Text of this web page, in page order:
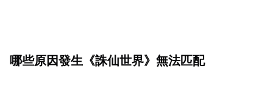
哪些原因發生《誅仙世界》無法匹配